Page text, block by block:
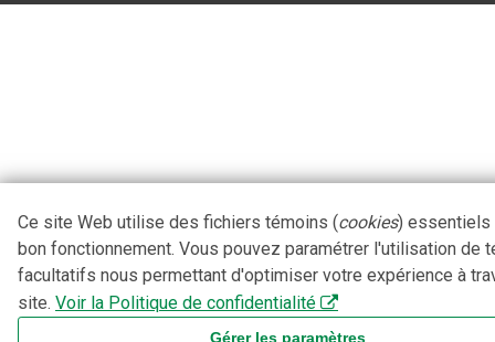
Ce site Web utilise des fichiers témoins (cookies) essentiels
bon fonctionnement. Vous pouvez paramétrer l'utilisation de
facultatifs nous permettant d'optimiser votre expérience à
site. Voir la Politique de confidentialité
Gérer les paramètres